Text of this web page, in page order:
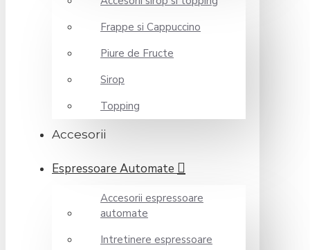
Frappe si Cappuccino
Piure de Fructe
Sirop
Topping
Accesorii
Espressoare Automate
Accesorii espressoare
automate
Intretinere espressoare